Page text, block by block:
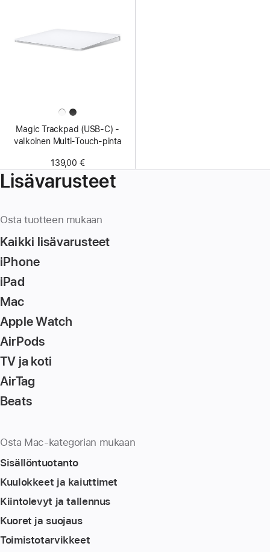
Magic Trackpad (USB‑C) -
valkoinen Multi-Touch-pinta
139,00 €
Lisävarusteet
Osta tuotteen mukaan
Kaikki lisävarusteet
iPhone
iPad
Mac
Apple Watch
AirPods
TV ja koti
AirTag
Beats
Osta Mac-kategorian mukaan
Sisällöntuotanto
Kuulokkeet ja kaiuttimet
Kiintolevyt ja tallennus
Kuoret ja suojaus
Toimistotarvikkeet